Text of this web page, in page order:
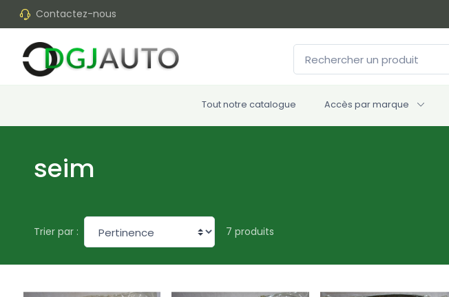
Contactez-nous
Tout notre catalogue Accès par marque
seim
Trier par : 7 produits